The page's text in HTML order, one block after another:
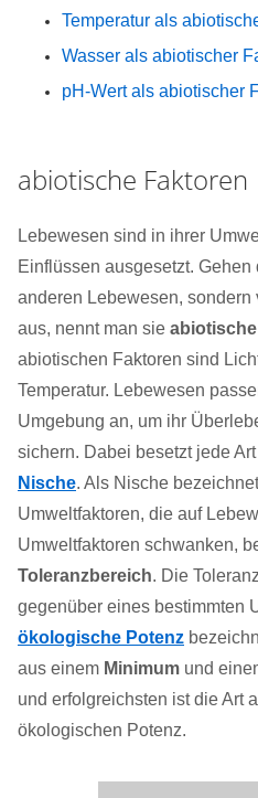
Temperatur als
Wasser als abiotischer
pH-Wert als abiotischer
abiotische Faktoren
Lebewesen sind in ihrer
Einflüssen ausgesetzt.
anderen Lebewesen,
aus, nennt man sie
abiotischen Faktoren sind
Temperatur. Lebewesen
Umgebung an, um ihr
sichern. Dabei besetzt jede
Nische. Als Nische
Umweltfaktoren, die auf
Umweltfaktoren schwanken,
Toleranzbereich. Die
gegenüber eines bestimmten
ökologische Potenz
aus einem Minimum und
und erfolgreichsten ist die Art
ökologischen Potenz.